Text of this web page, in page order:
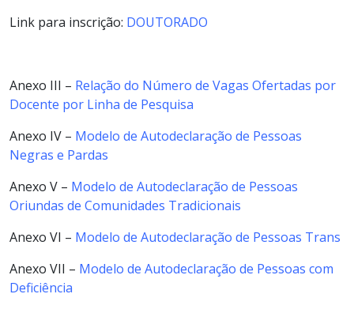
Link para inscrição: DOUTORADO
Anexo III – Relação do Número de Vagas Ofertadas por
Docente por Linha de Pesquisa
Anexo IV – Modelo de Autodeclaração de Pessoas
Negras e Pardas
Anexo V – Modelo de Autodeclaração de Pessoas
Oriundas de Comunidades Tradicionais
Anexo VI – Modelo de Autodeclaração de Pessoas Trans
Anexo VII – Modelo de Autodeclaração de Pessoas com
Deficiência